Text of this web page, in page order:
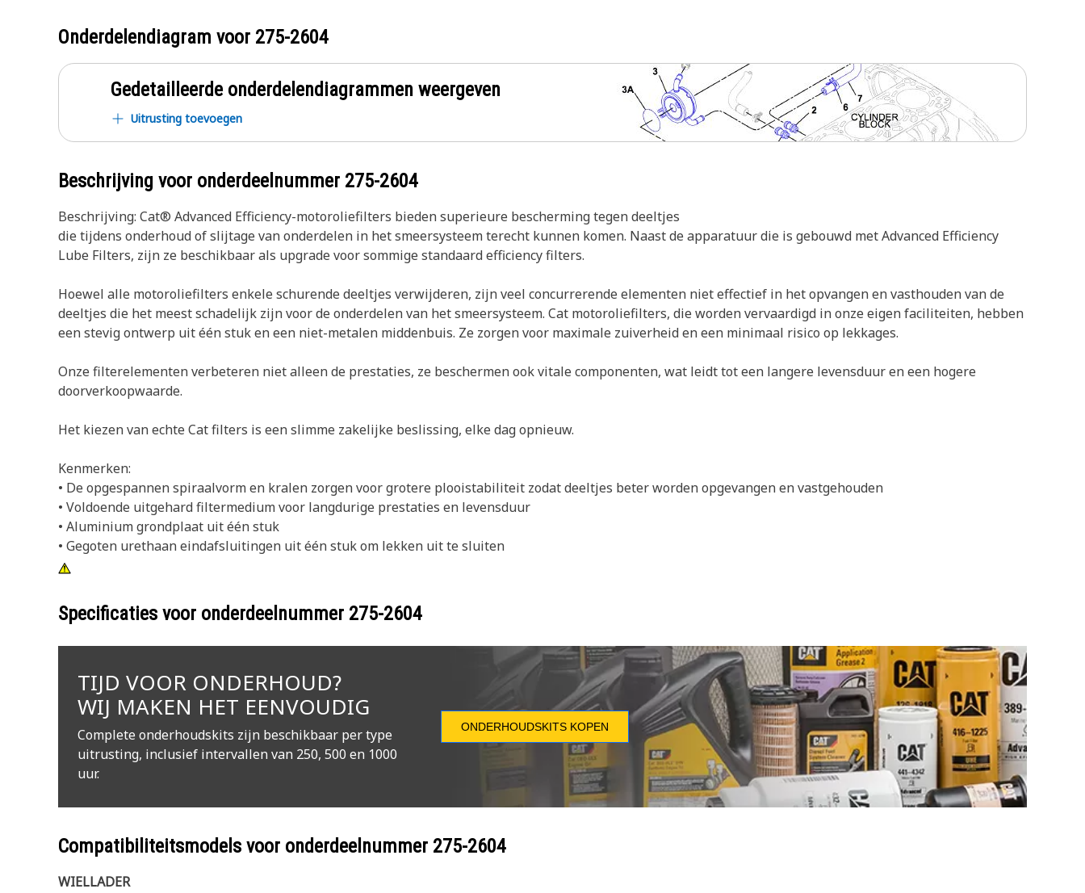
Onderdelendiagram voor 275-2604
Gedetailleerde onderdelendiagrammen weergeven
Uitrusting toevoegen
Beschrijving voor onderdeelnummer 275-2604
Beschrijving: Cat® Advanced Efficiency-motoroliefilters bieden superieure bescherming tegen deeltjes
die tijdens onderhoud of slijtage van onderdelen in het smeersysteem terecht kunnen komen. Naast de apparatuur die is gebouwd met Advanced Efficiency
Lube Filters, zijn ze beschikbaar als upgrade voor sommige standaard efficiency filters.
Hoewel alle motoroliefilters enkele schurende deeltjes verwijderen, zijn veel concurrerende elementen niet effectief in het opvangen en vasthouden van de
deeltjes die het meest schadelijk zijn voor de onderdelen van het smeersysteem. Cat motoroliefilters, die worden vervaardigd in onze eigen faciliteiten, hebben
een stevig ontwerp uit één stuk en een niet-metalen middenbuis. Ze zorgen voor maximale zuiverheid en een minimaal risico op lekkages.
Onze filterelementen verbeteren niet alleen de prestaties, ze beschermen ook vitale componenten, wat leidt tot een langere levensduur en een hogere
doorverkoopwaarde.
Het kiezen van echte Cat filters is een slimme zakelijke beslissing, elke dag opnieuw.
Kenmerken:
• De opgespannen spiraalvorm en kralen zorgen voor grotere plooistabiliteit zodat deeltjes beter worden opgevangen en vastgehouden
• Voldoende uitgehard filtermedium voor langdurige prestaties en levensduur
• Aluminium grondplaat uit één stuk
• Gegoten urethaan eindafsluitingen uit één stuk om lekken uit te sluiten
Specificaties voor onderdeelnummer 275-2604
TIJD VOOR ONDERHOUD?
WIJ MAKEN HET EENVOUDIG
Complete onderhoudskits zijn beschikbaar per type
uitrusting, inclusief intervallen van 250, 500 en 1000
uur.
ONDERHOUDSKITS KOPEN
Compatibiliteitsmodels voor onderdeelnummer 275-2604
WIELLADER